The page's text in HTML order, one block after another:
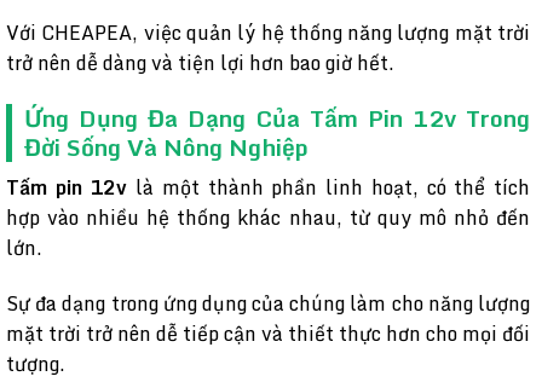
Với CHEAPEA, việc quản lý hệ thống năng lượng mặt trời
trở nên dễ dàng và tiện lợi hơn bao giờ hết.
Ứng Dụng Đa Dạng Của Tấm Pin 12v Trong
Đời Sống Và Nông Nghiệp
Tấm pin 12v là một thành phần linh hoạt, có thể tích
hợp vào nhiều hệ thống khác nhau, từ quy mô nhỏ đến
lớn.
Sự đa dạng trong ứng dụng của chúng làm cho năng lượng
mặt trời trở nên dễ tiếp cận và thiết thực hơn cho mọi đối
tượng.